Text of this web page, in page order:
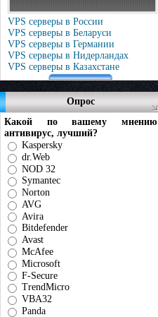
VPS серверы в России
VPS серверы в Беларуси
VPS серверы в Германии
VPS серверы в Нидерландах
VPS серверы в Казахстане
Опрос
Какой по вашему мнению
антивирус, лучший?
Kaspersky
dr.Web
NOD 32
Symantec
Norton
AVG
Avira
Bitdefender
Avast
McAfee
Microsoft
F-Secure
TrendMicro
VBA32
Panda